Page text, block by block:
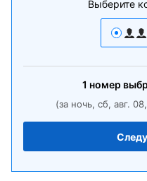
Выберите
1 номер
(за ночь, сб, авг.